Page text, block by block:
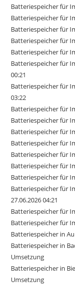
Batteriespeicher für
Batteriespeicher für
Batteriespeicher für
Batteriespeicher für
Batteriespeicher für
Batteriespeicher für
00:21
Batteriespeicher für
03:22
Batteriespeicher für
Batteriespeicher für
Batteriespeicher für
Batteriespeicher für
Batteriespeicher für
Batteriespeicher für
Batteriespeicher für
Batteriespeicher für
27.06.2026 04:21
Batteriespeicher für
Batteriespeicher für
Batteriespeicher in
Batteriespeicher in
Umsetzung
Batteriespeicher in
Umsetzung